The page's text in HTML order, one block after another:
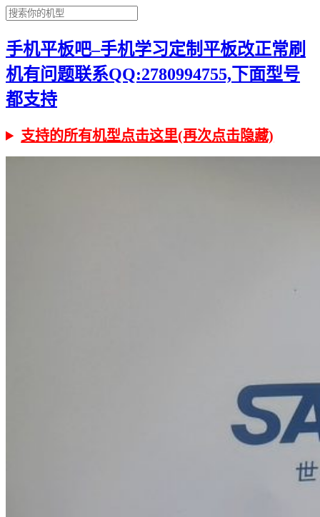
手机平板吧–手机学习定制平板改正常刷
机有问题联系QQ:2780994755,下面型号
都支持
支持的所有机型点击这里(再次点击隐藏)